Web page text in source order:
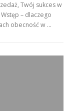
Twój sukces w
– dlaczego
obecność w …